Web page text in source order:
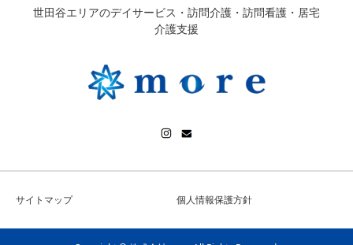
世田谷エリアのデイサービス・訪問介護・訪問看護・居宅
介護支援
サイトマップ 個人情報保護方針